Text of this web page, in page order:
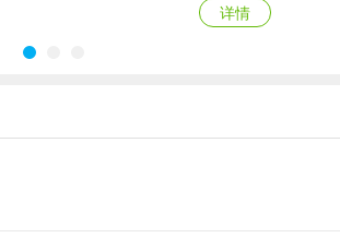
详情
永恒之塔2苹果版